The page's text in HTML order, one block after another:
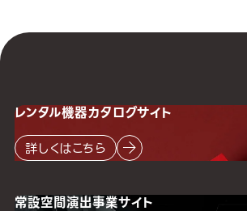
レンタル機器カタログサイト
詳しくはこちら
常設空間演出事業サイト